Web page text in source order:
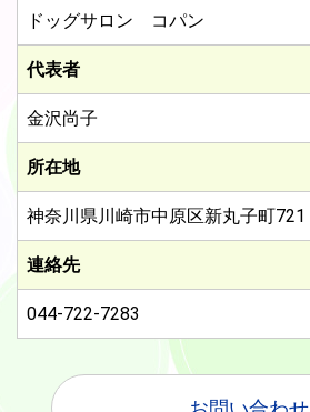
ドッグサロン コパン
代表者
金沢尚子
所在地
神奈川県川崎市中原区新丸子町721
連絡先
044-722-7283